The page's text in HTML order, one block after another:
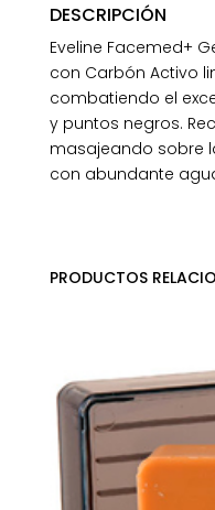
DESCRIPCIÓN
Eveline Facemed+
con Carbón Activo
combatiendo el
y puntos negros.
masajeando sobre
con abundante
PRODUCTOS